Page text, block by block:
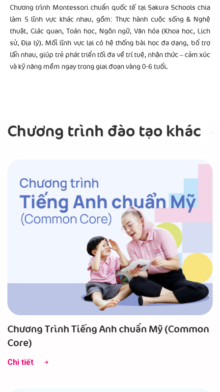
Chương trình Montessori chuẩn quốc tế tại Sakura Schools chia
làm 5 lĩnh vực khác nhau, gồm: Thực hành cuộc sống & Nghệ
thuật, Giác quan, Toán học, Ngôn ngữ, Văn hóa (Khoa học, Lịch
sử, Địa lý). Mỗi lĩnh vực lại có hệ thống bài học đa dạng, bổ trợ
lẫn nhau, giúp trẻ phát triển tối đa về trí tuệ, nhận thức – cảm xúc
và kỹ năng mềm ngay trong giai đoạn vàng 0-6 tuổi.
Chương trình đào tạo khác
Chương Trình Tiếng Anh chuẩn Mỹ (Common
Core)
Chi tiết